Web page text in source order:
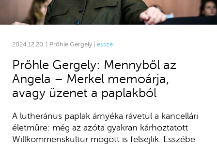
2024.12.20. | Prőhle Gergely | esszé
Prőhle Gergely: Mennyből az
Angela – Merkel memoárja,
avagy üzenet a paplakból
A lutheránus paplak árnyéka rávetül a kancellári
életműre: még az azóta gyakran kárhoztatott
Willkommenskultur mögött is felsejlik. Esszébe